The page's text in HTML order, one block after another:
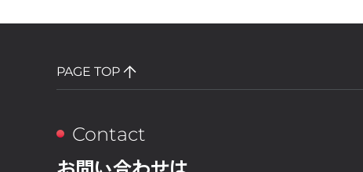
PAGE TOP
Contact